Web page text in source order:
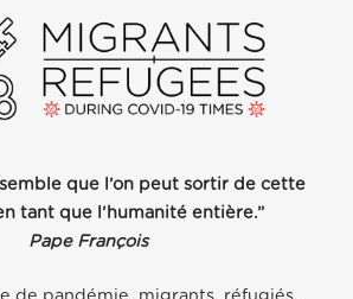
que l’on peut sortir de cette
tant que l’humanité entière.”
Pape François